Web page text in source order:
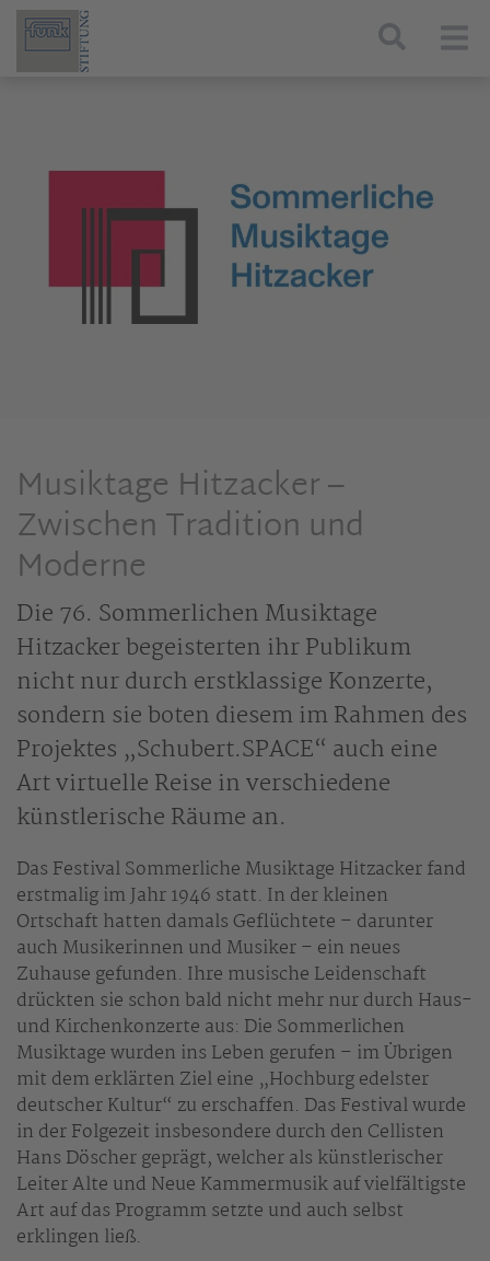
Musiktage Hitzacker –
Zwischen Tradition und
Moderne
Die 76. Sommerlichen Musiktage
Hitzacker begeisterten ihr Publikum
nicht nur durch erstklassige Konzerte,
sondern sie boten diesem im Rahmen des
Projektes „Schubert.SPACE“ auch eine
Art virtuelle Reise in verschiedene
künstlerische Räume an.
Das Festival Sommerliche Musiktage Hitzacker fand
erstmalig im Jahr 1946 statt. In der kleinen
Ortschaft hatten damals Geflüchtete – darunter
auch Musikerinnen und Musiker – ein neues
Zuhause gefunden. Ihre musische Leidenschaft
drückten sie schon bald nicht mehr nur durch Haus-
und Kirchenkonzerte aus: Die Sommerlichen
Musiktage wurden ins Leben gerufen – im Übrigen
mit dem erklärten Ziel eine „Hochburg edelster
deutscher Kultur“ zu erschaffen. Das Festival wurde
in der Folgezeit insbesondere durch den Cellisten
Hans Döscher geprägt, welcher als künstlerischer
Leiter Alte und Neue Kammermusik auf vielfältigste
Art auf das Programm setzte und auch selbst
erklingen ließ.